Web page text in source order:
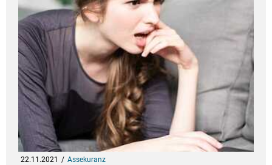
22.11.2021 Assekuranz